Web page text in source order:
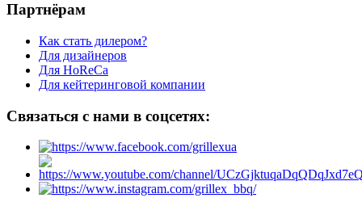
Партнёрам
Как стать дилером?
Для дизайнеров
Для HoReCa
Для кейтеринговой компании
Связаться с нами в соцсетях: